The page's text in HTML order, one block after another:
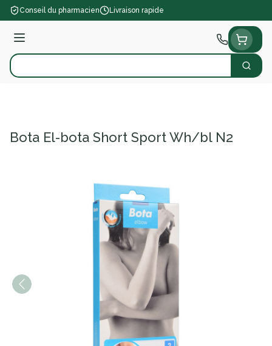
Aller au contenu
Conseil du pharmacien Livraison rapide
Menu
Rechercher
Bota El-bota Short Sport Wh/bl N2